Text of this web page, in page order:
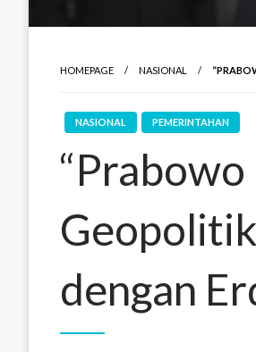
HOMEPAGE NASIONAL
NASIONAL PEMERINTAHAN
dengan